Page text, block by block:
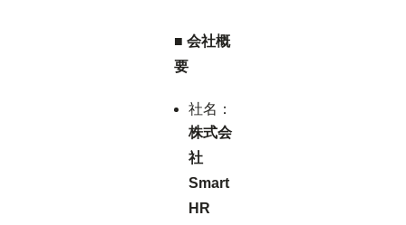
■ 会社概
要
社名：
株式会
社
Smart
HR